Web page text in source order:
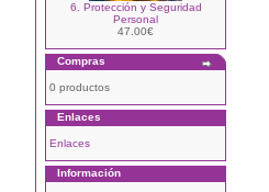
6. Protección y Seguridad
Personal
47.00€
Compras
0 productos
Enlaces
Enlaces
Información